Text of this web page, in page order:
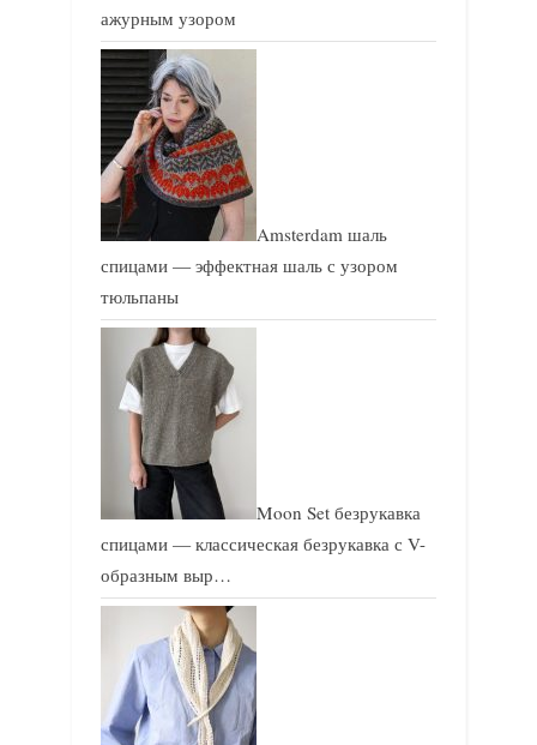
ажурным узором
Amsterdam шаль
спицами — эффектная шаль с узором
тюльпаны
Moon Set безрукавка
спицами — классическая безрукавка с V-
образным выр…